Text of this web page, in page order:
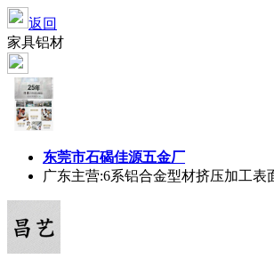
返回
家具铝材
东莞市石碣佳源五金厂
广东主营:6系铝合金型材挤压加工表